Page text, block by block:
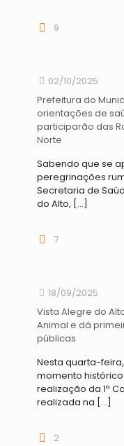
9
02/10/2025
Prefeitura do
orientações de
participarão das
Norte
Sabendo que se
peregrinações
Secretaria de
do Alto, […]
7
18/09/2025
Vista Alegre do
Animal e dá
públicas
Nesta quarta-feira,
momento
realização da 1ª
realizada na […]
2